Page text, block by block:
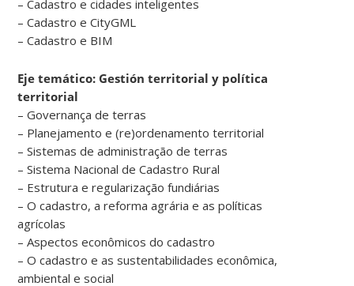
– Cadastro e cidades inteligentes
– Cadastro e CityGML
– Cadastro e BIM
Eje temático: Gestión territorial y política
territorial
– Governança de terras
– Planejamento e (re)ordenamento territorial
– Sistemas de administração de terras
– Sistema Nacional de Cadastro Rural
– Estrutura e regularização fundiárias
– O cadastro, a reforma agrária e as políticas
agrícolas
– Aspectos econômicos do cadastro
– O cadastro e as sustentabilidades econômica,
ambiental e social